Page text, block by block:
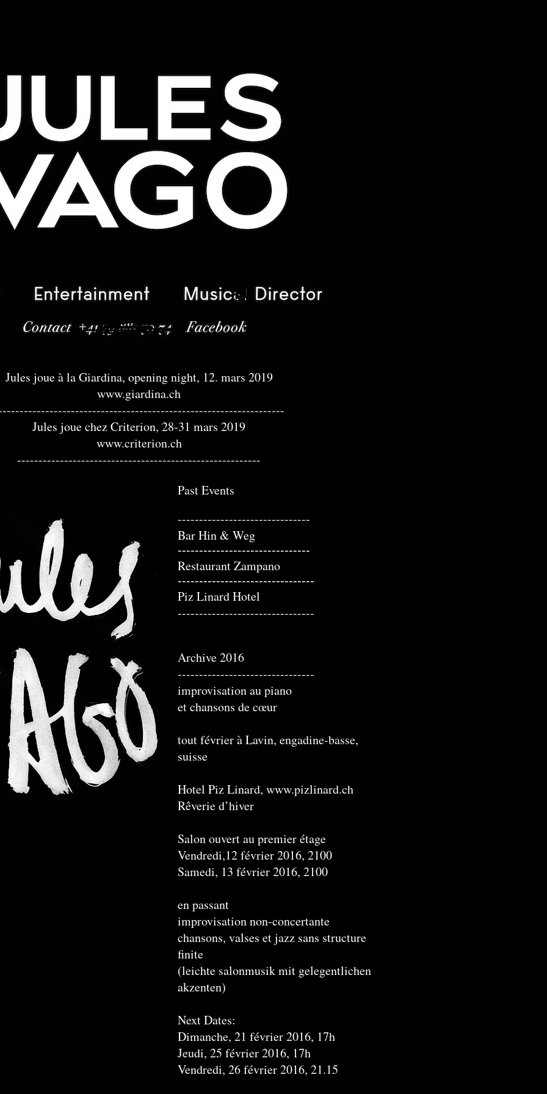
Jules joue à la Giardina, opening night, 12. mars 2019
www.giardina.ch
Jules joue chez Criterion, 28-31 mars 2019
www.criterion.ch
---------------------------------------------------------
Past Events
-------------------------------
Bar Hin & Weg
-------------------------------
Restaurant Zampano
--------------------------------
Piz Linard Hotel
--------------------------------
Archive 2016
--------------------------------
improvisation au piano
et chansons de cœur
tout février à Lavin, engadine-basse,
suisse
Hotel Piz Linard, www.pizlinard.ch
Rêverie d’hiver
Salon ouvert au premier étage
Vendredi,12 février 2016, 2100
Samedi, 13 février 2016, 2100
en passant
improvisation non-concertante
chansons, valses et jazz sans structure
finite
(leichte salonmusik mit gelegentlichen
akzenten)
Next Dates:
Dimanche, 21 février 2016, 17h
Jeudi, 25 février 2016, 17h
Vendredi, 26 février 2016, 21.15